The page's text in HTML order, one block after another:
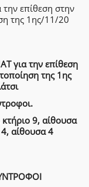
επίθεση στην
της 1ης/11/20
για την επίθεση
της 1ης
9, αίθουσα
αίθουσα 4